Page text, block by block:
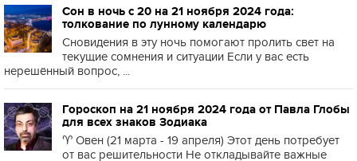
Сон в ночь с 20 на 21 ноября 2024 года:
толкование по лунному календарю
Сновидения в эту ночь помогают пролить свет на
текущие сомнения и ситуации Если у вас есть
нерешённый вопрос, ...
Гороскоп на 21 ноября 2024 года от Павла Глобы
для всех знаков Зодиака
♈️ Овен (21 марта - 19 апреля) Этот день потребует
от вас решительности Не откладывайте важные